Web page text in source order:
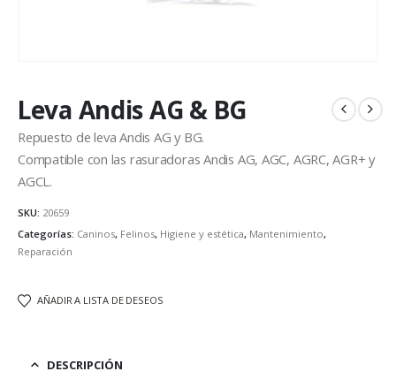
Leva Andis AG & BG
Repuesto de leva Andis AG y BG.
Compatible con las rasuradoras Andis AG, AGC, AGRC, AGR+ y
AGCL.
SKU: 20659
Categorías: Caninos, Felinos, Higiene y estética, Mantenimiento,
Reparación
AÑADIR A LISTA DE DESEOS
DESCRIPCIÓN